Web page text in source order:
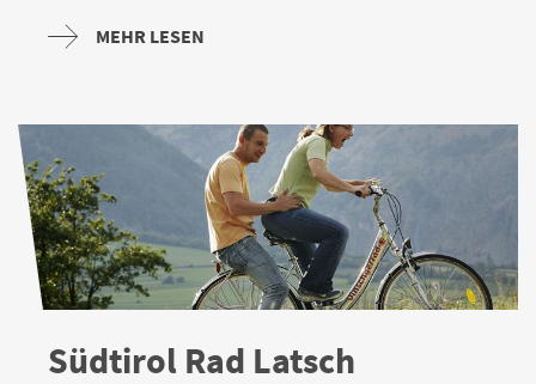
MEHR LESEN
Südtirol Rad Latsch